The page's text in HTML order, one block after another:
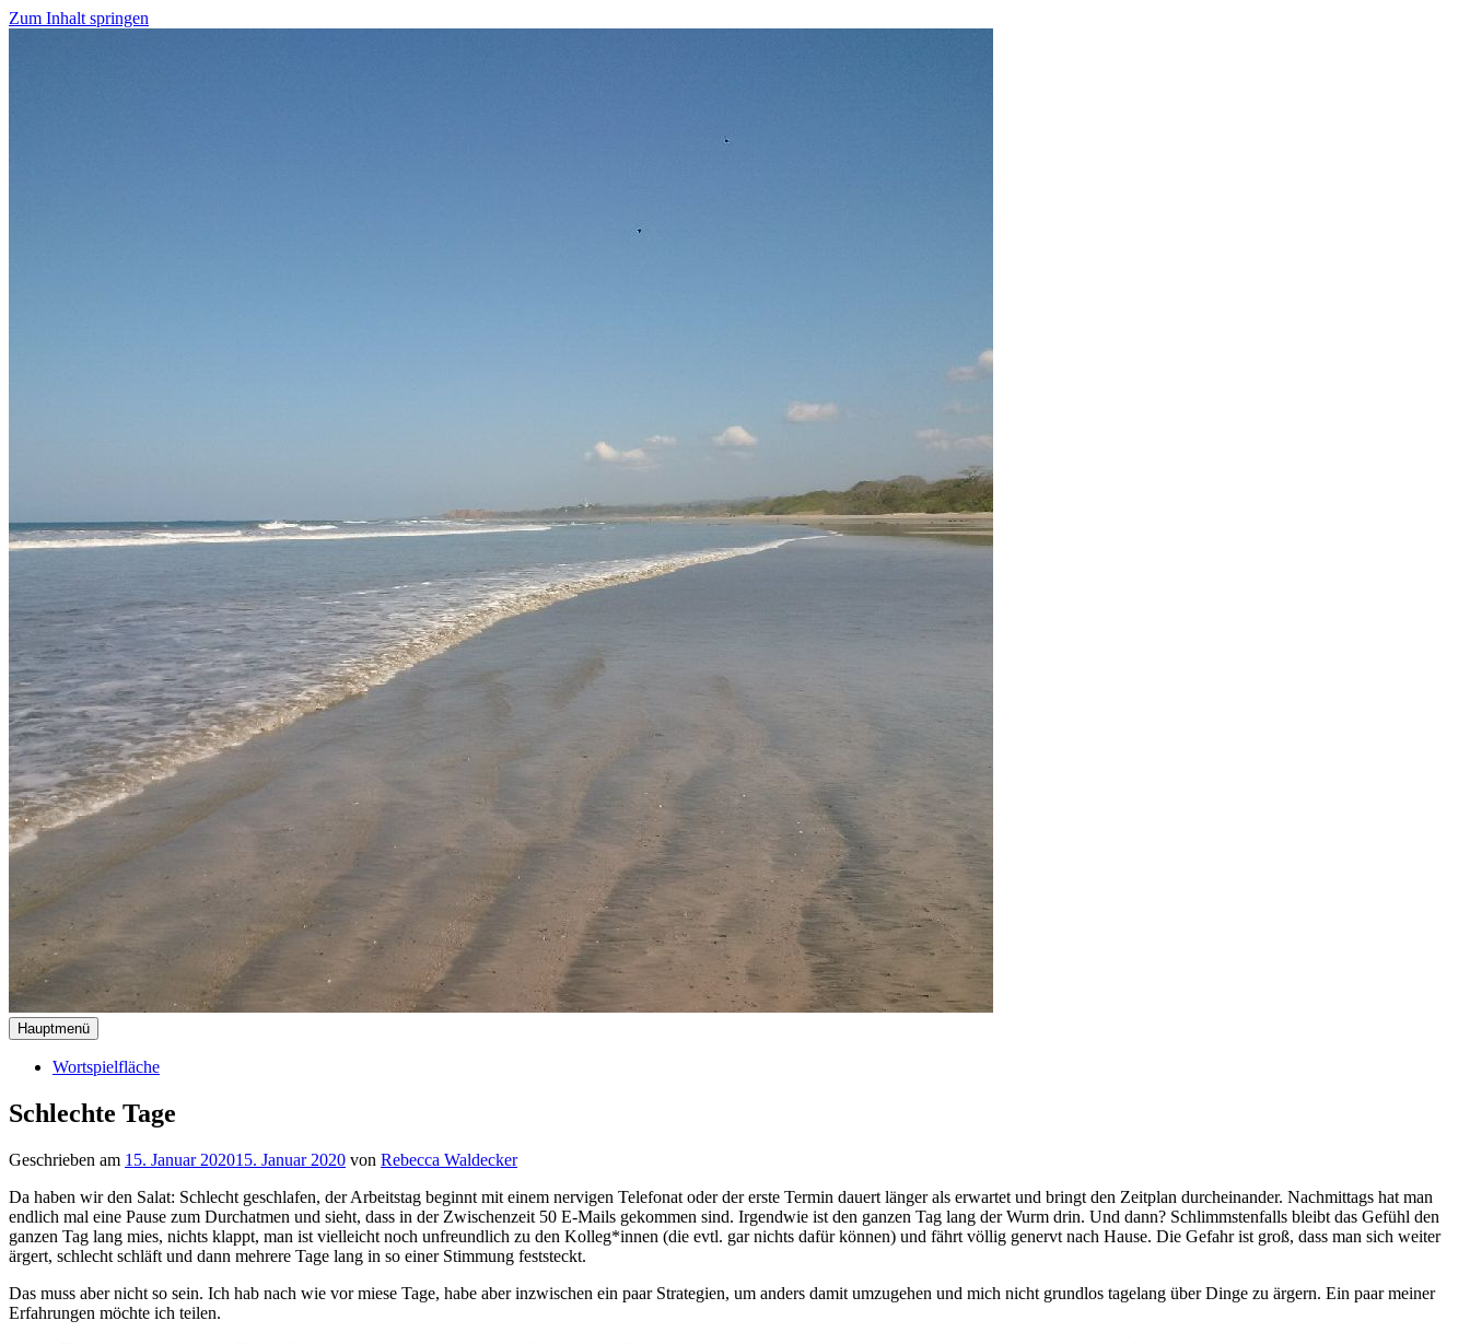
Zum Inhalt springen
Hauptmenü
Wortspielfläche
Schlechte Tage
Geschrieben am 15. Januar 202015. Januar 2020 von Rebecca Waldecker
Da haben wir den Salat: Schlecht geschlafen, der Arbeitstag beginnt mit einem nervigen Telefonat oder der erste Termin dauert länger als erwartet und bringt den Zeitplan durcheinander. Nachmittags hat man
endlich mal eine Pause zum Durchatmen und sieht, dass in der Zwischenzeit 50 E-Mails gekommen sind. Irgendwie ist den ganzen Tag lang der Wurm drin. Und dann? Schlimmstenfalls bleibt das Gefühl den
ganzen Tag lang mies, nichts klappt, man ist vielleicht noch unfreundlich zu den Kolleg*innen (die evtl. gar nichts dafür können) und fährt völlig genervt nach Hause. Die Gefahr ist groß, dass man sich weiter
ärgert, schlecht schläft und dann mehrere Tage lang in so einer Stimmung feststeckt.
Das muss aber nicht so sein. Ich hab nach wie vor miese Tage, habe aber inzwischen ein paar Strategien, um anders damit umzugehen und mich nicht grundlos tagelang über Dinge zu ärgern. Ein paar meiner
Erfahrungen möchte ich teilen.